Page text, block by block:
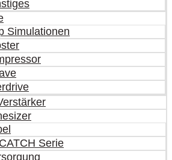
Simulationen
Serie